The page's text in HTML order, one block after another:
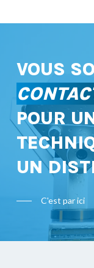
VOUS
POUR
UN
C'est par ici